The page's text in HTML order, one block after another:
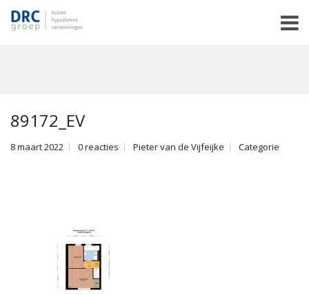
89172_EV
8 maart 2022 0 reacties Pieter van de Vijfeijke Categorie